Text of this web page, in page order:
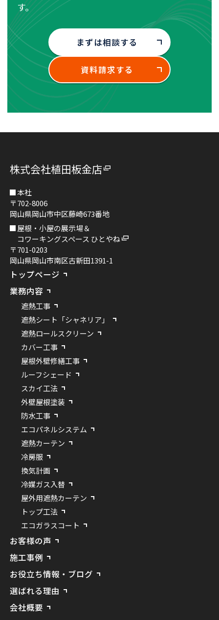
す。
まずは相談する
資料請求する
株式会社植田板金店
本社
〒702-8006
岡山県岡山市中区藤崎673番地
屋根・小屋の展示場＆
コワーキングスペース ひとやね
〒701-0203
岡山県岡山市南区古新田1391-1
お客様の声
施工事例
お役立ち情報・ブログ
選ばれる理由
会社概要
トップページ
業務内容
遮熱工事
遮熱シート「シャネリア」
遮熱ロールスクリーン
カバー工事
屋根外壁修繕工事
ルーフシェード
スカイ工法
外壁屋根塗装
防水工事
エコパネルシステム
遮熱カーテン
冷房服
換気計画
冷媒ガス入替
屋外用遮熱カーテン
トップ工法
エコガラスコート